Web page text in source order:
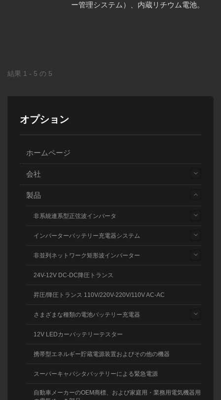
ー管理システム）、内蔵リチウム電池。
結果 1 - 5 の 5
オプション
ホームページ
会社
製品
非系統連系型正弦波インバータ
インバーターバッテリー充電器システム
非並列ネットワーク矩形波インバーター
24V-12V DC-DC降圧トランス
昇圧/降圧トランス 110V/220V-220V/110V AC-AC
さまざまな種類の電池バッテリー充電器
12V LEDカーバッテリーテスター
携帯型エネルギー貯蔵電源装置およびその他の機器
スーパーキャパシタバッテリーによる緊急電源
自動車メーカーのOEM商標、および家庭用・業務用電気機器用